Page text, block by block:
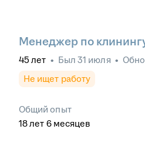
Менеджер по
45 лет • Был 31 июля •
Не ищет работу
Общий опыт
18лет 6 месяцев